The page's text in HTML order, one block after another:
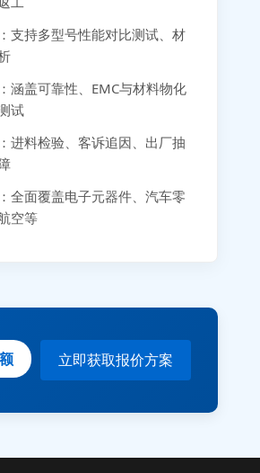
：支持多型号性能对比测试、材
：涵盖可靠性、EMC与材料物化
试
：进料检验、客诉追因、出厂抽
：全面覆盖电子元器件、汽车零
空等
立即获取报价方案